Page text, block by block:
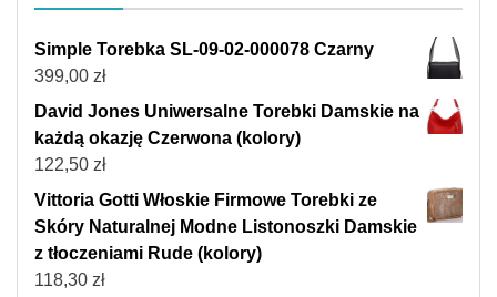
Simple Torebka SL-09-02-000078 Czarny
399,00 zł
David Jones Uniwersalne Torebki Damskie na
każdą okazję Czerwona (kolory)
122,50 zł
Vittoria Gotti Włoskie Firmowe Torebki ze
Skóry Naturalnej Modne Listonoszki Damskie
z tłoczeniami Rude (kolory)
118,30 zł